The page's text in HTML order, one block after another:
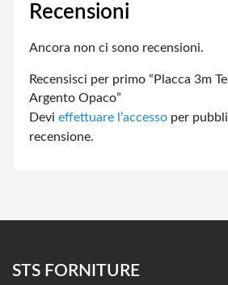
Recensioni
Ancora non ci sono recensioni.
Recensisci per primo “Placca 3m
Argento Opaco”
Devi effettuare l’accesso per
recensione.
STS FORNITURE